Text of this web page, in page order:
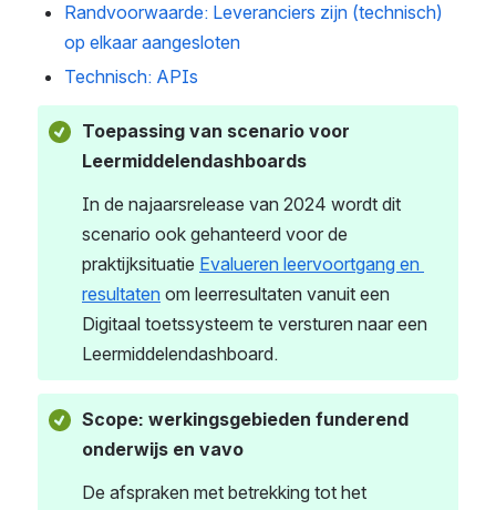
Randvoorwaarde: Leveranciers zijn (technisch)
op elkaar aangesloten
Technisch: APIs
Toepassing van scenario voor
Leermiddelendashboards
In de najaarsrelease van 2024 wordt dit
scenario ook gehanteerd voor de
praktijksituatie Evalueren leervoortgang en
resultaten om leerresultaten vanuit een
Digitaal toetssysteem te versturen naar een
Leermiddelendashboard.
Scope: werkingsgebieden funderend
onderwijs en vavo
De afspraken met betrekking tot het